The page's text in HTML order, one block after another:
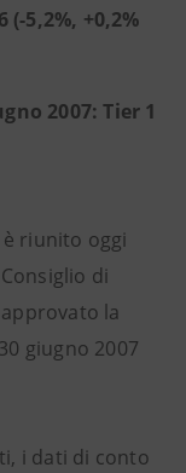
5,2%, +0,2%
2007: Tier 1
è riunito oggi
di
la
giugno 2007
i dati di conto